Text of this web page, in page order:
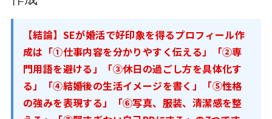
【結論】SEが婚活で好印象を得るプロフィール作
成は「①仕事内容を分かりやすく伝える」「②専
門用語を避ける」「③休日の過ごし方を具体化す
る」「④結婚後の生活イメージを書く」「⑤性格
の強みを表現する」「⑥写真、服装、清潔感を整